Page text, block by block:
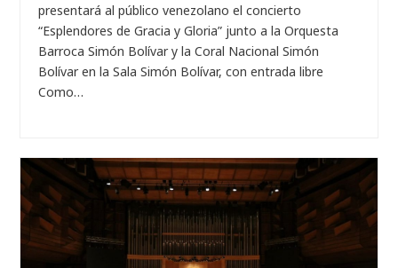
presentará al público venezolano el concierto
“Esplendores de Gracia y Gloria” junto a la Orquesta
Barroca Simón Bolívar y la Coral Nacional Simón
Bolívar en la Sala Simón Bolívar, con entrada libre
Como…